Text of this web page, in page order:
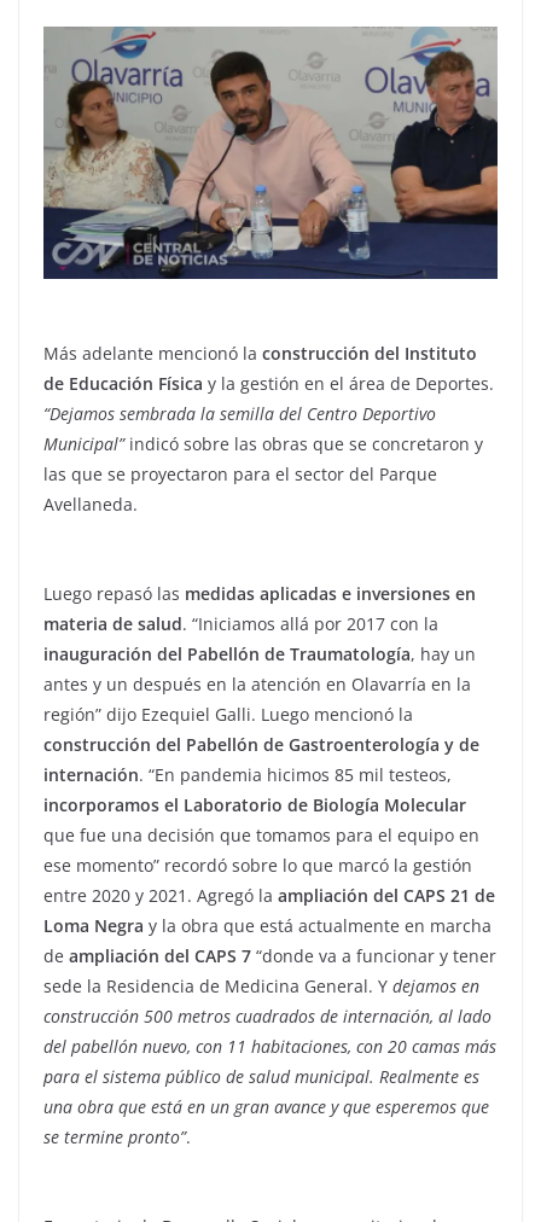
Más adelante mencionó la construcción del Instituto
de Educación Física y la gestión en el área de Deportes.
“Dejamos sembrada la semilla del Centro Deportivo
Municipal”indicó sobre las obras que se concretaron y
las que se proyectaron para el sector del Parque
Avellaneda.
Luego repasó las medidas aplicadas e inversiones en
materia de salud. “Iniciamos allá por 2017 con la
inauguración del Pabellón de Traumatología, hay un
antes y un después en la atención en Olavarría en la
región” dijo Ezequiel Galli. Luego mencionó la
construcción del Pabellón de Gastroenterología y de
internación. “En pandemia hicimos 85 mil testeos,
incorporamos el Laboratorio de Biología Molecular
que fue una decisión que tomamos para el equipo en
ese momento” recordó sobre lo que marcó la gestión
entre 2020 y 2021. Agregó la ampliación del CAPS 21 de
Loma Negra y la obra que está actualmente en marcha
de ampliación del CAPS 7 “donde va a funcionar y tener
sede la Residencia de Medicina General. Y dejamos en
construcción 500 metros cuadrados de internación, al lado
del pabellón nuevo, con 11 habitaciones, con 20 camas más
para el sistema público de salud municipal. Realmente es
una obra que está en un gran avance y que esperemos que
se termine pronto”.